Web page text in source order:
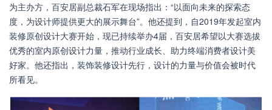
为主办方，百安居副总裁石军在现场指出：“以面向未来的探索态
度，为设计师提供更大的展示舞台”。他还提到，自2019年发起室内
装修原创设计大赛开始，现已持续举办4届，百安居希望以大赛选拔
优秀的室内原创设计力量，推动行业成长、助力终端消费者设计美
好家。他还指出，装饰装修设计先行，设计的力量与价值会被时代
所看见。